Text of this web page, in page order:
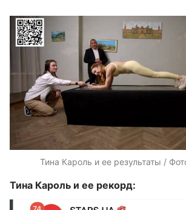
Тина Кароль и ее результаты /
Тина Кароль и ее рекорд: